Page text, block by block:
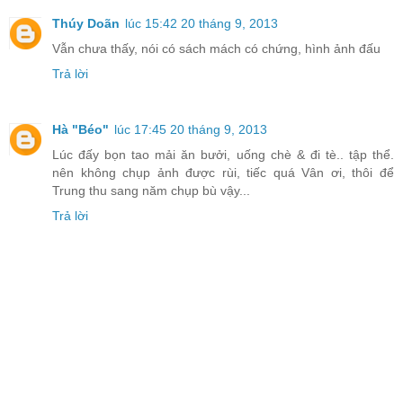
Thúy Doãn lúc 15:42 20 tháng 9, 2013
Vẫn chưa thấy, nói có sách mách có chứng, hình ảnh đấu
Trả lời
Hà "Béo" lúc 17:45 20 tháng 9, 2013
Lúc đấy bọn tao mải ăn bưởi, uống chè & đi tè.. tập thể.
nên không chụp ảnh được rùi, tiếc quá Vân ơi, thôi để
Trung thu sang năm chụp bù vậy...
Trả lời